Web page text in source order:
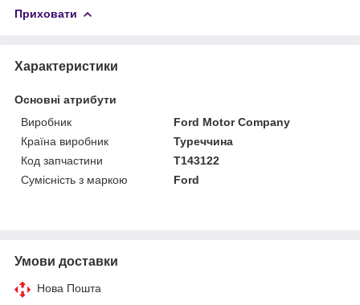
Приховати
Характеристики
Основні атрибути
Виробник
Ford Motor Company
Країна виробник
Туреччина
Код запчастини
T143122
Сумісність з маркою
Ford
Умови доставки
Нова Пошта